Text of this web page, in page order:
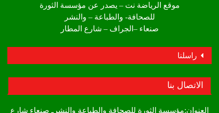
موقع الرياضة نت – يصدر عن مؤسسة الثورة
للصحافة- والطباعة – والنشر
صنعاء –الجراف – شارع المطار
راسلنا
الاتصال بنا
العنوان:مؤسسة الثورة للصحافة والطباعة والنشرـ صنعاء شارع